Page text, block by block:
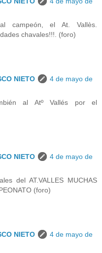
campeón, el At. Vallès.
chavales!!!. (foro)
NIETO
4 de mayo de
al Atº Vallés por el
NIETO
4 de mayo de
del AT.VALLES MUCHAS
(foro)
NIETO
4 de mayo de